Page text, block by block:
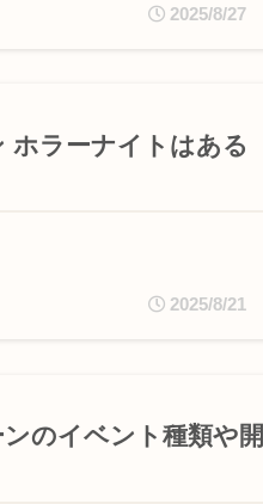
2025/8/27
ホラーナイトはある
2025/8/21
のイベント種類や開